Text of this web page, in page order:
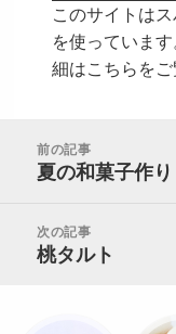
このサイトは
を使っています
細はこちらを
前の記事
前
投
稿
夏の和菓子作り
次の記事
次
桃タルト